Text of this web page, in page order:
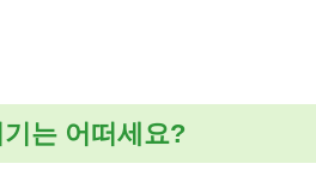
는 어떠세요?